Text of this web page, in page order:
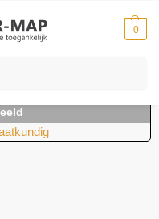
0